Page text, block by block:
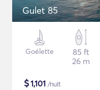
Gulet 85
Goélette
85 ft
26 m
$1,101 /nuit